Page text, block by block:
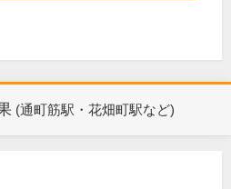
(通町筋駅・花畑町駅など)